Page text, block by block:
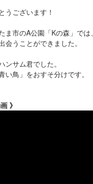
うございます！
ま市のA公園「Kの森」では、
会うことができました。
ンサム君でした。
い鳥」をおすそ分けです。
》